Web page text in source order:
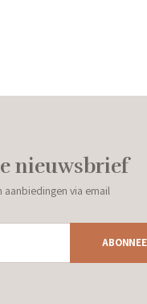
nieuwsbrief
aanbiedingen via email